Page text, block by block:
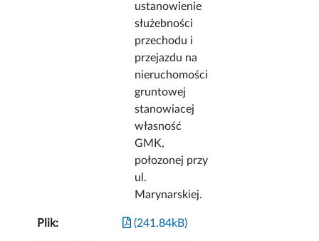
ustanowienie
służebności
przechodu i
przejazdu na
nieruchomości
gruntowej
stanowiacej
własność
GMK,
połozonej przy
ul.
Marynarskiej.
Plik: (241.84kB)